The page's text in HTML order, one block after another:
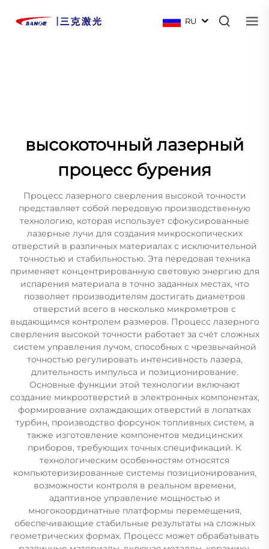
RU
высокоточный лазерный
процесс бурения
Процесс лазерного сверления высокой точности
представляет собой передовую производственную
технологию, которая использует сфокусированные
лазерные лучи для создания микроскопических
отверстий в различных материалах с исключительной
точностью и стабильностью. Эта передовая техника
применяет концентрированную световую энергию для
испарения материала в точно заданных местах, что
позволяет производителям достигать диаметров
отверстий всего в несколько микрометров с
выдающимся контролем размеров. Процесс лазерного
сверления высокой точности работает за счёт сложных
систем управления лучом, способных с чрезвычайной
точностью регулировать интенсивность лазера,
длительность импульса и позиционирование.
Основные функции этой технологии включают
создание микроотверстий в электронных компонентах,
формирование охлаждающих отверстий в лопатках
турбин, производство форсунок топливных систем, а
также изготовление компонентов медицинских
приборов, требующих точных спецификаций. К
технологическим особенностям относятся
компьютеризированные системы позиционирования,
возможности контроля в реальном времени,
адаптивное управление мощностью и
многокоординатные платформы перемещения,
обеспечивающие стабильные результаты на сложных
геометрических формах. Процесс может обрабатывать